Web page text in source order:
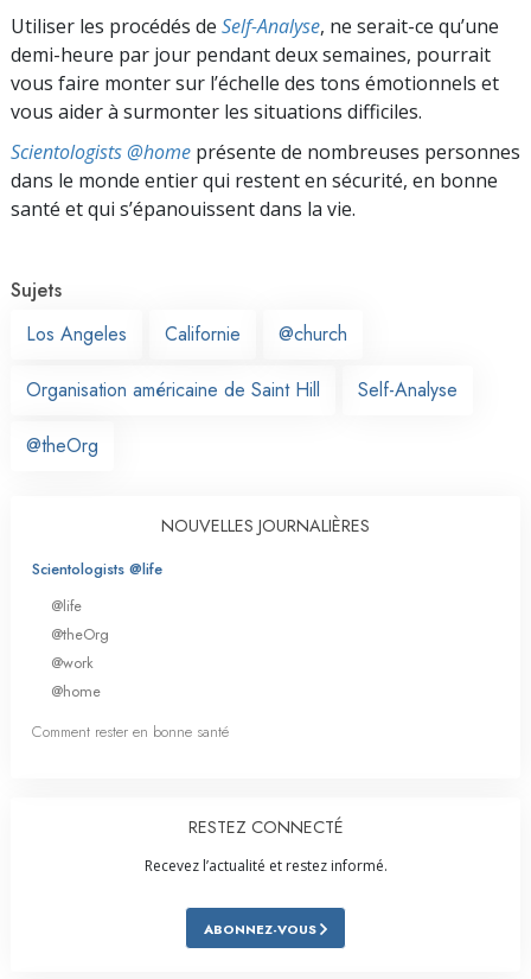
Utiliser les procédés de Self-Analyse, ne serait-ce qu’une
demi-heure par jour pendant deux semaines, pourrait
vous faire monter sur l’échelle des tons émotionnels et
vous aider à surmonter les situations difficiles.
Scientologists @home présente de nombreuses personnes
dans le monde entier qui restent en sécurité, en bonne
santé et qui s’épanouissent dans la vie.
Sujets
Los Angeles
Californie @church
Organisation américaine de Saint Hill Self-Analyse
@theOrg
NOUVELLES JOURNALIÈRES
Scientologists @life
@life
@theOrg
@work
@home
Comment rester en bonne santé
RESTEZ CONNECTÉ
Recevez l’actualité et restez informé.
ABONNEZ-VOUS